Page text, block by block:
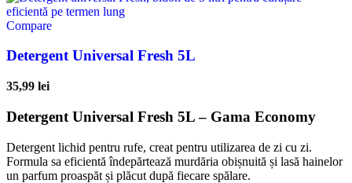
Compare
Detergent Universal Fresh 5L
35,99 lei
Detergent Universal Fresh 5L – Gama Economy
Detergent lichid pentru rufe, creat pentru utilizarea de zi cu zi.
Formula sa eficientă îndepărtează murdăria obișnuită și lasă hainelor
un parfum proaspăt și plăcut după fiecare spălare.